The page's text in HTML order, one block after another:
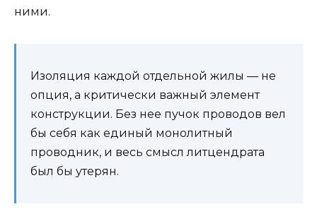
ними.
Изоляция каждой отдельной жилы — не
опция, а критически важный элемент
конструкции. Без нее пучок проводов вел
бы себя как единый монолитный
проводник, и весь смысл литцендрата
был бы утерян.